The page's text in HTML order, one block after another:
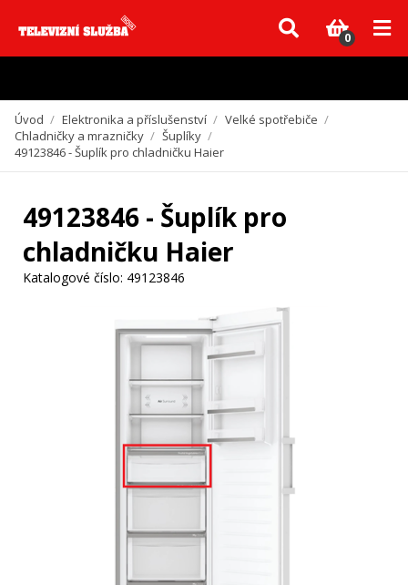
Vzhledem k aktuální situaci se může dodání dílů, které nejsou skladem,
zpozdit. Děkujeme za pochopení.
0
Úvod / Elektronika a příslušenství / Velké spotřebiče /
Chladničky a mrazničky / Šuplíky /
49123846 - Šuplík pro chladničku Haier
49123846 - Šuplík pro
chladničku Haier
Katalogové číslo: 49123846